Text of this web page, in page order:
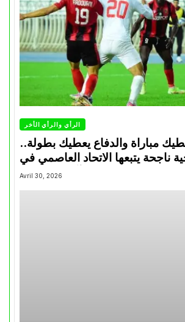
الرأي والرأي الأخر
مباراة والدفاع يعطيك بطولة..
ناجحة يتبعها الاتحاد العاصمي في
تتويجاته آخر السنوات
Avril 30, 2026